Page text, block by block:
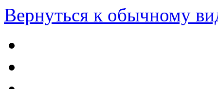
Вернуться к обычному